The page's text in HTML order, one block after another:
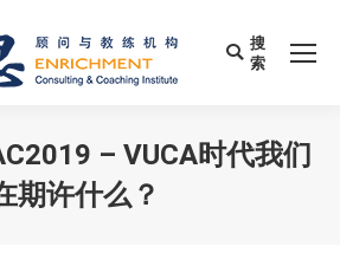
Search:
搜
索
– VUCA时代我们
期许什么？